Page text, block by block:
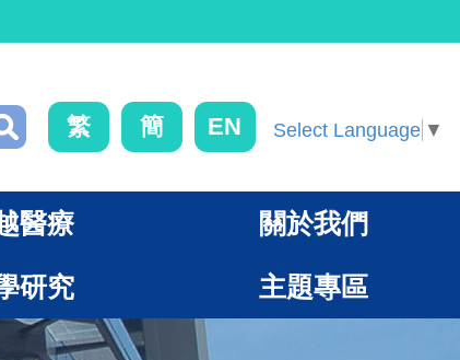
繁 簡 EN Select Language ▼
醫療 關於我們
研究 主題專區